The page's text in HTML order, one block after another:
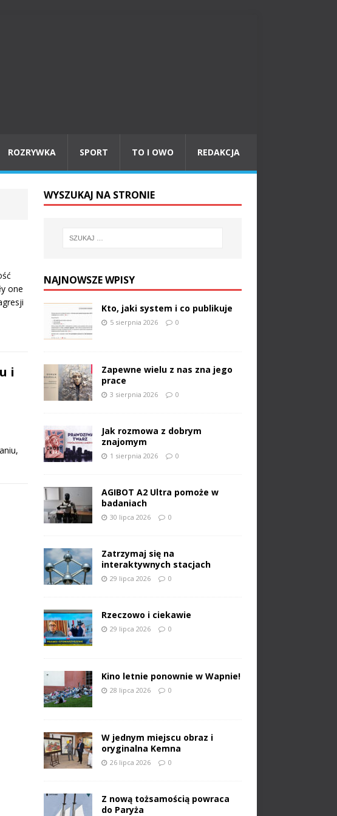
ROZRYWKA SPORT TO I OWO REDAKCJA
one
i
WYSZUKAJ NA STRONIE
NAJNOWSZE WPISY
Kto, jaki system i co publikuje
5 sierpnia 2026 0
Zapewne wielu z nas zna jego
prace
3 sierpnia 2026 0
Jak rozmowa z dobrym
znajomym
1 sierpnia 2026 0
AGIBOT A2 Ultra pomoże w
badaniach
30 lipca 2026 0
Zatrzymaj się na
interaktywnych stacjach
29 lipca 2026 0
Rzeczowo i ciekawie
29 lipca 2026 0
Kino letnie ponownie w Wapnie!
28 lipca 2026 0
W jednym miejscu obraz i
oryginalna Kemna
26 lipca 2026 0
Z nową tożsamością powraca
do Paryża